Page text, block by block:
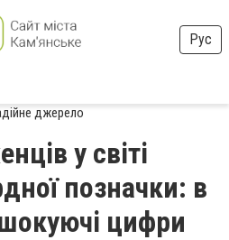
Рус
джерело
у світі
позначки: в
цифри